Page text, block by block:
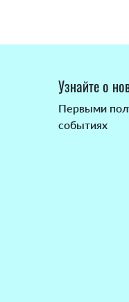
Узнайте о
Первыми
событиях